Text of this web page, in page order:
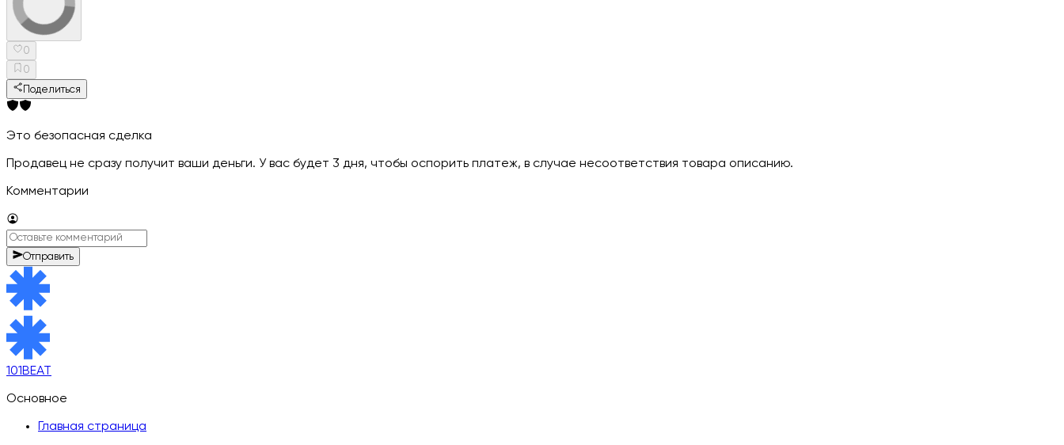
0
0
Поделиться
Это безопасная сделка
Продавец не сразу получит ваши деньги. У вас будет 3 дня, чтобы оспорить платеж, в случае несоответствия товара описанию.
Комментарии
Отправить
101BEAT
Основное
Главная страница